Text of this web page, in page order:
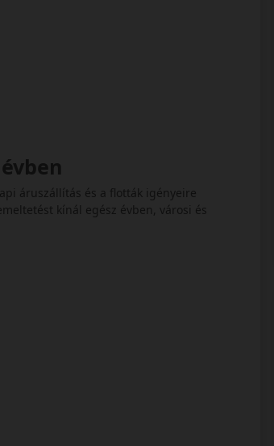
áruszállítás és a flották igényeire
kínál egész évben, városi és